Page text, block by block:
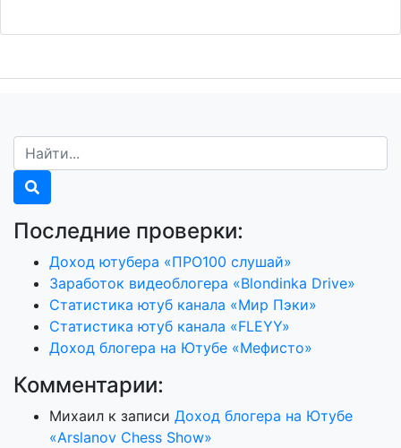
Последние проверки:
Доход ютубера «ПРО100 слушай»
Заработок видеоблогера «Blondinka Drive»
Статистика ютуб канала «Мир Пэки»
Статистика ютуб канала «FLEYY»
Доход блогера на Ютубе «Мефисто»
Комментарии:
Михаил к записи Доход блогера на Ютубе
«Arslanov Chess Show»